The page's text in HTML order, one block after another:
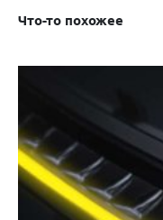
Что-то похожее